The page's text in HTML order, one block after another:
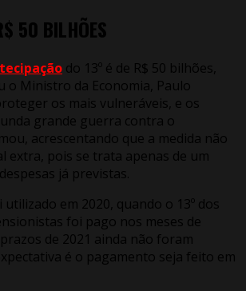
50 BILHÕES
do 13º é de R$ 50 bilhões,
o Ministro da Economia, Paulo
os mais vulneráveis, e os
grande guerra contra o
acrescentando que a medida não
extra, pois se trata apenas de um
já previstas.
em 2020, quando o 13º dos
foi pago nos meses de
de 2021 ainda não foram
é o pagamento seja feito em